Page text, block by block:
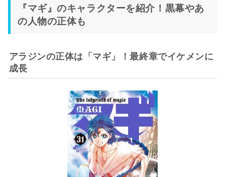
『マギ』のキャラクターを紹介！黒幕やあ
の人物の正体も
アラジンの正体は「マギ」！最終章でイケメンに
成長